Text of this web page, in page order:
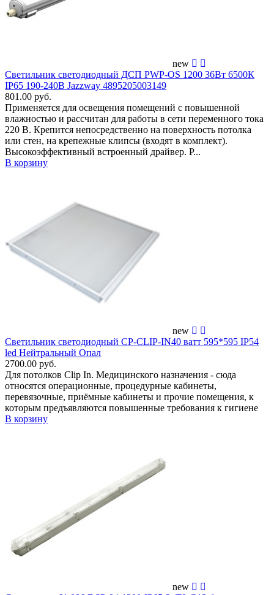
new
Светильник светодиодный ДСП PWP-OS 1200 36Вт 6500К
IP65 190-240В Jazzway 4895205003149
801.00 руб.
Применяется для освещения помещений c повышенной
влажностью и рассчитан для работы в сети переменного тока
220 В. Крепится непосредственно на поверхность потолка
или стен, на крепежные клипсы (входят в комплект).
Высокоэффективный встроенный драйвер. Р...
В корзину
new
Светильник светодиодный CP-CLIP-IN40 ватт 595*595 IP54
led Нейтральный Опал
2700.00 руб.
Для потолков Clip In. Медицинского назначения - сюда
относятся операционные, процедурные кабинеты,
перевязочные, приёмные кабинеты и прочие помещения, к
которым предъявляются повышенные требования к гигиене
В корзину
new